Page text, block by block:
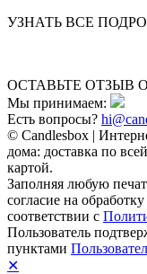
УЗНАТЬ ВСЕ
ОСТАВЬТЕ ОТЗЫВ
Мы принимаем:
Есть вопросы?
© Candlesbox |
дома: доставка по
картой.
Заполняя любую
согласие на
соответствии с
Пользователь
пунктами
✕